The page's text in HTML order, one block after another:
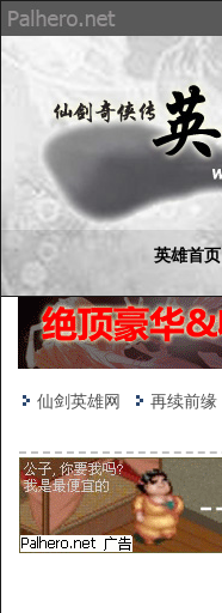
英雄首页
仙剑英雄网 再续前缘